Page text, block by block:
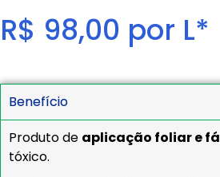
R$ 98,00 por L*
Benefício
Produto de aplicação foliar e
tóxico.